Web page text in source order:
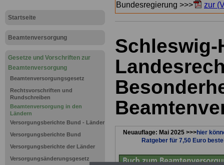
Startseite
Beamtenversorgung
Gesetze und Vorschriften zur
Beamtenversorgung
Beamtenversorgungsgesetz
Rechtsvorschriften und
Rundschreiben
Beamtenversorgung in den
Ländern
Versorgungsberichte Bund - Länder
Versorgungsberichte Bund
Versorgungsberichte der Länder
Versorgungsänderungsgesetz
Bundesregierung >>>
zur
Neuauflage: Mai 2025 >>>hier
Ratgeber für 7,50 Euro